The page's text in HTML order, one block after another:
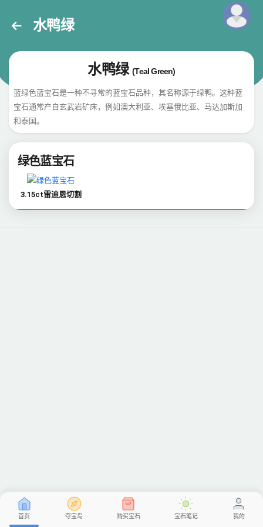
首页 夺宝岛 购买宝石 宝石笔记 我的
水鸭绿
水鸭绿(Teal Green)
蓝绿色蓝宝石是一种不寻常的蓝宝石品种，其名称源于绿鸭。这种蓝
宝石通常产自玄武岩矿床，例如澳大利亚、埃塞俄比亚、马达加斯加
和泰国。
绿色蓝宝石
3.15ct雷迪恩切割